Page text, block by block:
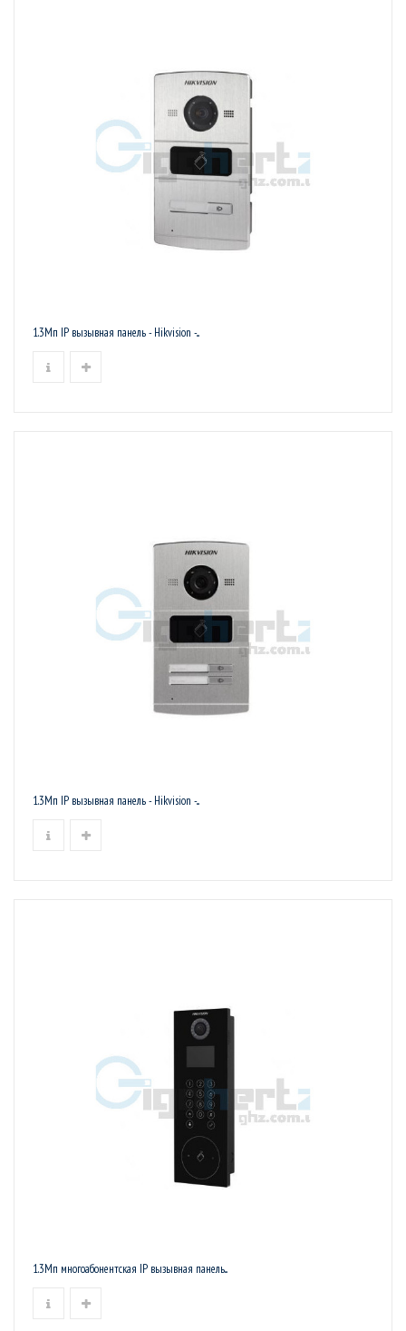
1.3Мп IP вызывная панель - Hikvision -...
1.3Мп IP вызывная панель - Hikvision -...
1.3Мп многоабонентская IP вызывная панель...